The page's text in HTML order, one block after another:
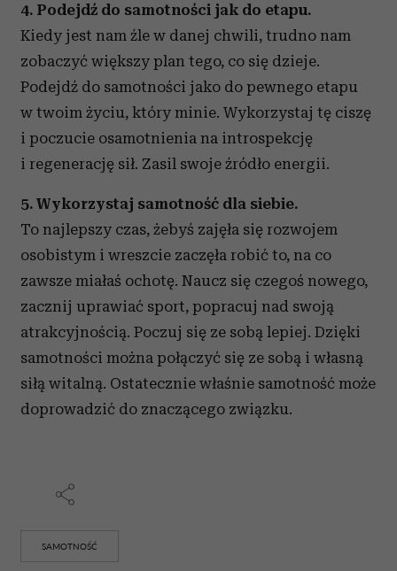
4. Podejdź do samotności jak do etapu.
Kiedy jest nam źle w danej chwili, trudno nam
zobaczyć większy plan tego, co się dzieje.
Podejdź do samotności jako do pewnego etapu
w twoim życiu, który minie. Wykorzystaj tę ciszę
i poczucie osamotnienia na introspekcję
i regenerację sił. Zasil swoje źródło energii.
5. Wykorzystaj samotność dla siebie.
To najlepszy czas, żebyś zajęła się rozwojem
osobistym i wreszcie zaczęła robić to, na co
zawsze miałaś ochotę. Naucz się czegoś nowego,
zacznij uprawiać sport, popracuj nad swoją
atrakcyjnością. Poczuj się ze sobą lepiej. Dzięki
samotności można połączyć się ze sobą i własną
siłą witalną. Ostatecznie właśnie samotność może
doprowadzić do znaczącego związku.
SAMOTNOŚĆ